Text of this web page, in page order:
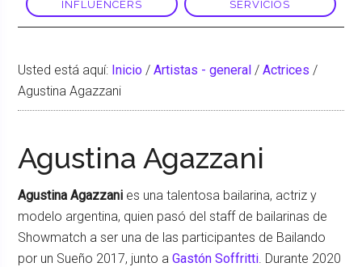
INFLUENCERS SERVICIOS
Usted está aquí: Inicio / Artistas - general / Actrices /
Agustina Agazzani
Agustina Agazzani
Agustina Agazzani es una talentosa bailarina, actriz y
modelo argentina, quien pasó del staff de bailarinas de
Showmatch a ser una de las participantes de Bailando
por un Sueño 2017, junto aGastón Soffritti. Durante 2020